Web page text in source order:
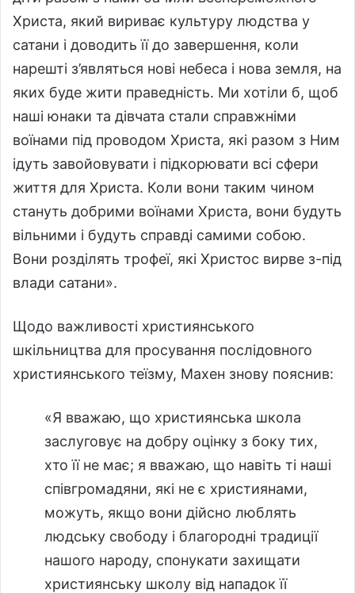
Христа, який вириває культуру людства у
сатани і доводить її до завершення, коли
нарешті з’являться нові небеса і нова земля, на
яких буде жити праведність. Ми хотіли б, щоб
наші юнаки та дівчата стали справжніми
воїнами під проводом Христа, які разом з Ним
ідуть завойовувати і підкорювати всі сфери
життя для Христа. Коли вони таким чином
стануть добрими воїнами Христа, вони будуть
вільними і будуть справді самими собою.
Вони розділять трофеї, які Христос вирве з-під
влади сатани».
Щодо важливості християнського
шкільництва для просування послідовного
християнського теїзму, Махен знову пояснив:
«Я вважаю, що християнська школа
заслуговує на добру оцінку з боку тих,
хто її не має; я вважаю, що навіть ті наші
співгромадяни, які не є християнами,
можуть, якщо вони дійсно люблять
людську свободу і благородні традиції
нашого народу, спонукати захищати
християнську школу від нападок її